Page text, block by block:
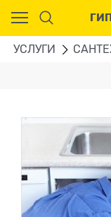
УСЛУГИ
Ваш город -
угадали?
ДА НЕТ